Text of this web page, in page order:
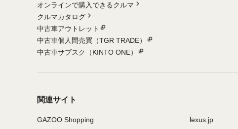
オンラインで購入できるクルマ
クルマカタログ
中古車アウトレット
中古車個人間売買（TGR TRADE）
中古車サブスク（KINTO ONE）
関連サイト
GAZOO Shopping lexus.jp